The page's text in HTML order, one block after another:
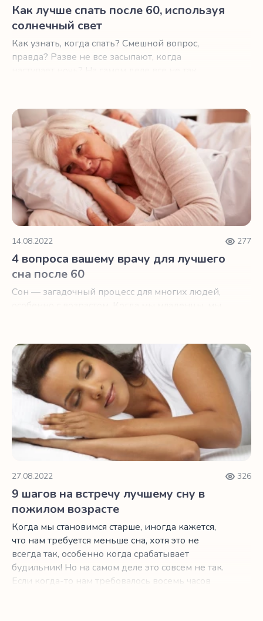
Как лучше спать после 60, используя
солнечный свет
Как узнать, когда спать? Смешной вопрос,
правда? Разве не все засыпают, когда
4 вопроса вашему врачу для лучшего сна после 60
14.08.2022 277
4 вопроса вашему врачу для лучшего
сна после 60
Сон — загадочный процесс для многих людей,
9 шагов на встречу лучшему сну в пожилом возрасте
27.08.2022 326
9 шагов на встречу лучшему сну в
пожилом возрасте
Когда мы становимся старше, иногда кажется,
что нам требуется меньше сна, хотя это не
всегда так, особенно когда срабатывает
будильник! Но на самом деле это совсем не так.
Если когда-то нам требовалось восемь часов